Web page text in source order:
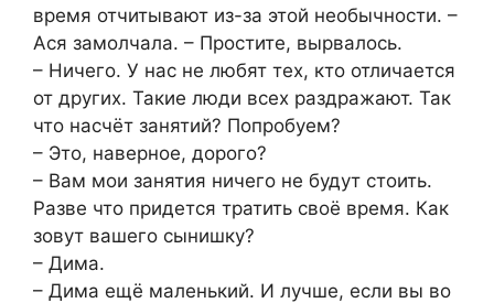
время отчитывают из-за этой необычности. –
Ася замолчала. – Простите, вырвалось.
– Ничего. У нас не любят тех, кто отличается
от других. Такие люди всех раздражают. Так
что насчёт занятий? Попробуем?
– Это, наверное, дорого?
– Вам мои занятия ничего не будут стоить.
Разве что придется тратить своё время. Как
зовут вашего сынишку?
– Дима.
– Дима ещё маленький. И лучше, если вы во